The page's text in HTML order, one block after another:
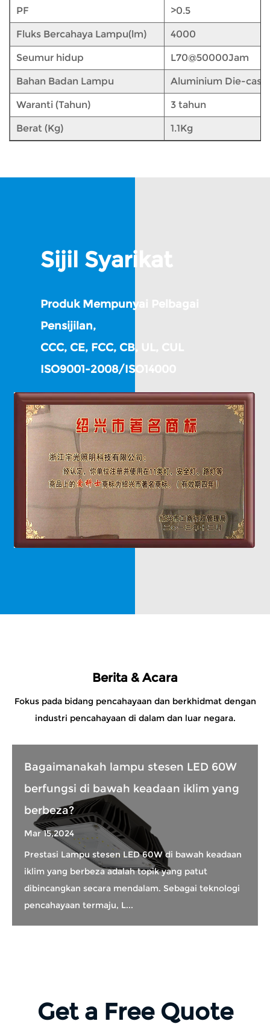
PF >0.5
Fluks Bercahaya Lampu(lm) 4000
Seumur hidup L70@50000Jam
Bahan Badan Lampu Aluminium Die-
Waranti (Tahun) 3 tahun
Berat (Kg) 1.1Kg
Sijil Syarikat
Produk Mempunyai Pelbagai
Pensijilan,
CCC, CE, FCC, CB, UL, CUL
ISO9001-2008/ISO14000
Berita & Acara
Fokus pada bidang pencahayaan dan berkhidmat dengan
industri pencahayaan di dalam dan luar negara.
Bagaimanakah lampu stesen LED 60W
berfungsi di bawah keadaan iklim yang
berbeza?
Mar 15,2024
Prestasi Lampu stesen LED 60W di bawah keadaan
iklim yang berbeza adalah topik yang patut
dibincangkan secara mendalam. Sebagai teknologi
pencahayaan termaju, L...
Get a Free Quote